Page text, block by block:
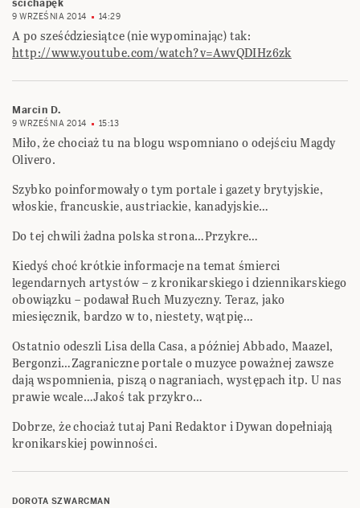
ścichapęk
9 WRZEŚNIA 2014 14:29
A po sześćdziesiątce (nie wypominając) tak:
http://www.youtube.com/watch?v=AwvQDIHz6zk
Marcin D.
9 WRZEŚNIA 2014 15:13
Miło, że chociaż tu na blogu wspomniano o odejściu Magdy
Olivero.
Szybko poinformowały o tym portale i gazety brytyjskie,
włoskie, francuskie, austriackie, kanadyjskie…
Do tej chwili żadna polska strona…Przykre…
Kiedyś choć krótkie informacje na temat śmierci
legendarnych artystów – z kronikarskiego i dziennikarskiego
obowiązku – podawał Ruch Muzyczny. Teraz, jako
miesięcznik, bardzo w to, niestety, wątpię…
Ostatnio odeszli Lisa della Casa, a później Abbado, Maazel,
Bergonzi…Zagraniczne portale o muzyce poważnej zawsze
dają wspomnienia, piszą o nagraniach, występach itp. U nas
prawie wcale…Jakoś tak przykro…
Dobrze, że chociaż tutaj Pani Redaktor i Dywan dopełniają
kronikarskiej powinności.
DOROTA SZWARCMAN